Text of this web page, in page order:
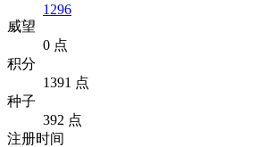
1296
威望
0 点
积分
1391 点
种子
392 点
注册时间